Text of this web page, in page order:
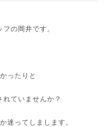
の岡井です。
ったりと
れていませんか？
迷ってしまします。